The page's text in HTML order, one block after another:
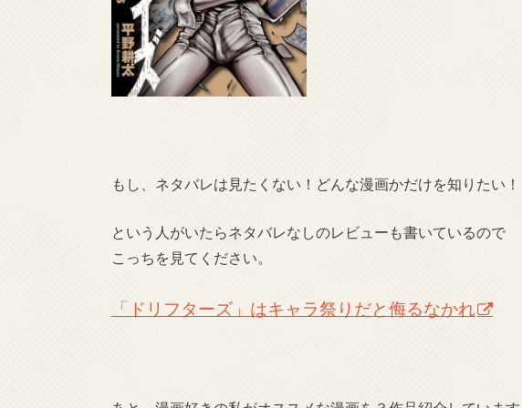
もし、ネタバレは見たくない！どんな漫画かだけを知りたい！
という人がいたらネタバレなしのレビューも書いているので
こっちを見てください。
「ドリフターズ」はキャラ祭りだと侮るなかれ